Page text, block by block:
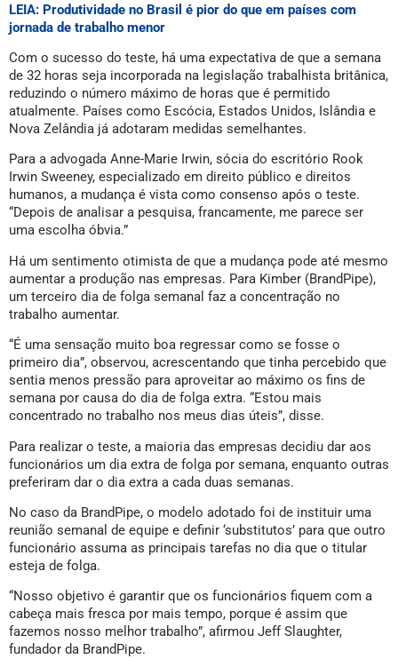
LEIA: Produtividade no Brasil é pior do que em países com
jornada de trabalho menor
Com o sucesso do teste, há uma expectativa de que a semana
de 32 horas seja incorporada na legislação trabalhista britânica,
reduzindo o número máximo de horas que é permitido
atualmente. Países como Escócia, Estados Unidos, Islândia e
Nova Zelândia já adotaram medidas semelhantes.
Para a advogada Anne-Marie Irwin, sócia do escritório Rook
Irwin Sweeney, especializado em direito público e direitos
humanos, a mudança é vista como consenso após o teste.
“Depois de analisar a pesquisa, francamente, me parece ser
uma escolha óbvia.”
Há um sentimento otimista de que a mudança pode até mesmo
aumentar a produção nas empresas. Para Kimber (BrandPipe),
um terceiro dia de folga semanal faz a concentração no
trabalho aumentar.
“É uma sensação muito boa regressar como se fosse o
primeiro dia”, observou, acrescentando que tinha percebido que
sentia menos pressão para aproveitar ao máximo os fins de
semana por causa do dia de folga extra. “Estou mais
concentrado no trabalho nos meus dias úteis”, disse.
Para realizar o teste, a maioria das empresas decidiu dar aos
funcionários um dia extra de folga por semana, enquanto outras
preferiram dar o dia extra a cada duas semanas.
No caso da BrandPipe, o modelo adotado foi de instituir uma
reunião semanal de equipe e definir ‘substitutos’ para que outro
funcionário assuma as principais tarefas no dia que o titular
esteja de folga.
“Nosso objetivo é garantir que os funcionários fiquem com a
cabeça mais fresca por mais tempo, porque é assim que
fazemos nosso melhor trabalho”, afirmou Jeff Slaughter,
fundador da BrandPipe.